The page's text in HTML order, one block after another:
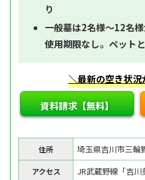
り
一般墓は2名様～12名様
使用期限なし。ペット
＼最新の空き状
資料請求【無料】
住所 埼玉県吉川市三輪
アクセス JR武蔵野線「吉